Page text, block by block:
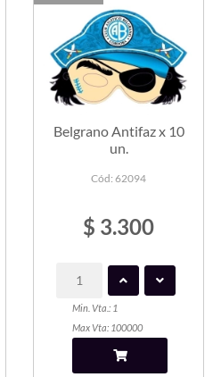
Belgrano Antifaz x 10
un.
Cód: 62094
$ 3.300
Min. Vta.: 1
Max Vta: 100000